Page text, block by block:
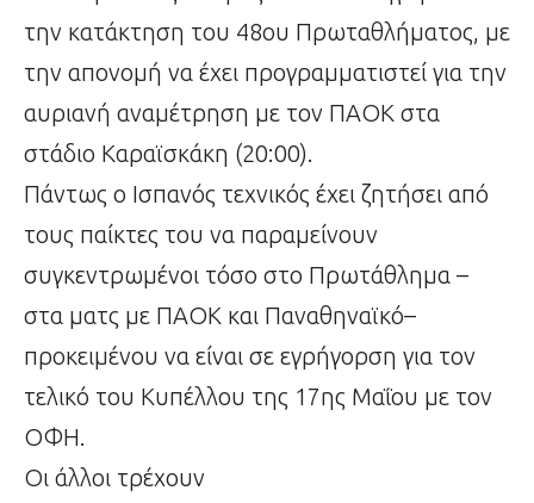
την κατάκτηση του 48ου Πρωταθλήματος, με
την απονομή να έχει προγραμματιστεί για την
αυριανή αναμέτρηση με τον ΠΑΟΚ στα
στάδιο Καραϊσκάκη (20:00).
Πάντως ο Ισπανός τεχνικός έχει ζητήσει από
τους παίκτες του να παραμείνουν
συγκεντρωμένοι τόσο στο Πρωτάθλημα –
στα ματς με ΠΑΟΚ και Παναθηναϊκό–
προκειμένου να είναι σε εγρήγορση για τον
τελικό του Κυπέλλου της 17ης Μαΐου με τον
ΟΦΗ.
Οι άλλοι τρέχουν